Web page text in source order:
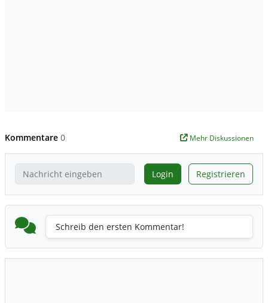
Kommentare 0 Mehr Diskussionen
Login Registrieren
Schreib den ersten Kommentar!